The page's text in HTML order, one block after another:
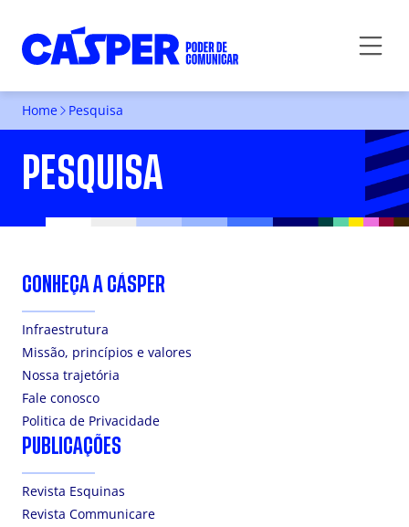
Home Pesquisa
PESQUISA
CONHEÇA A CÁSPER
Infraestrutura
Missão, princípios e valores
Nossa trajetória
Fale conosco
Politica de Privacidade
PUBLICAÇÕES
Revista Esquinas
Revista Communicare